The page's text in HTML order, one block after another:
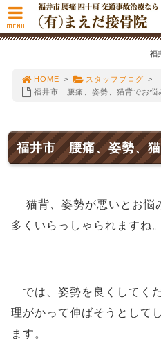
福
HOME > スタッフブログ >
福井市 腰痛、姿勢、猫背でお悩
福井市 腰痛、姿勢、
猫背、姿勢が悪いとお悩
多くいらっしゃられますね。
では、姿勢を良くしてく
理がかって伸ばそうとして
ます。
MENU